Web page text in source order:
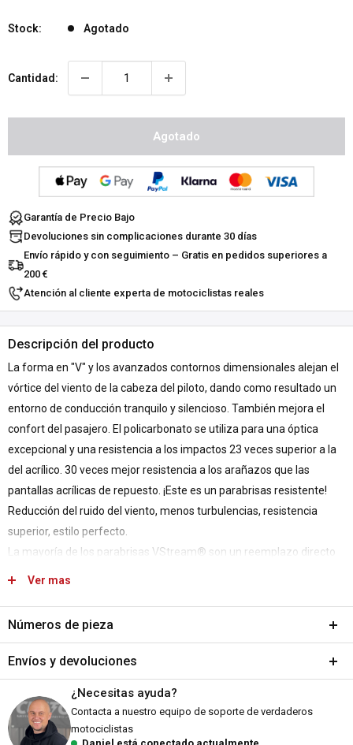
venta
Stock: Agotado
Cantidad:
Agotado
Garantía de Precio Bajo
Devoluciones sin complicaciones durante 30 días
Envío rápido y con seguimiento – Gratis en pedidos superiores a
200 €
Atención al cliente experta de motociclistas reales
Descripción del producto
La forma en "V" y los avanzados contornos dimensionales alejan el
vórtice del viento de la cabeza del piloto, dando como resultado un
entorno de conducción tranquilo y silencioso. También mejora el
confort del pasajero. El policarbonato se utiliza para una óptica
excepcional y una resistencia a los impactos 23 veces superior a la
del acrílico. 30 veces mejor resistencia a los arañazos que las
pantallas acrílicas de repuesto. ¡Este es un parabrisas resistente!
Reducción del ruido del viento, menos turbulencias, resistencia
superior, estilo perfecto.
La mayoría de los parabrisas VStream® son un reemplazo directo
- Altura: 25,8" (65,5cm) x
- Anchura: 17,7" (45,0cm)
Se adapta a:
Suzuki:
12-16 DL650 V-Strom/V-Strom Adventure/X/XT
Ver mas
Números de pieza
SKU:A518-7984923
MPN:N20216
DPN:8082518
Envíos y devoluciones
Envíos y plazos de entrega
Todos los pedidos se envían desde nuestro almacén en Falkenberg,
¿Necesitas ayuda?
Contacta a nuestro equipo de soporte de verdaderos
motociclistas